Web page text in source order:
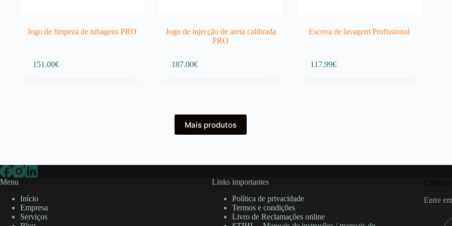
Jogo de limpeza de tubagens PRO
151.00€
Jogo de injecção de areia calibrada
PRO
187.00€
Escova de lavagem Profissional
117.99€
Mais produtos
Menu
Início
Empresa
Serviços
Links importantes
Política de privacidade
Termos e condições
Livro de Reclamações online
Entre